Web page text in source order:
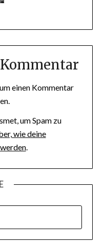
einen Kommentar
um Spam zu
wie deine
.